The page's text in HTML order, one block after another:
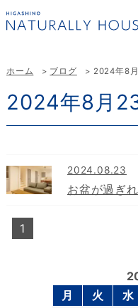
ホーム ブログ 2024年8
2024年8月
2024.08.23
お盆が過ぎ
1
月
火 水